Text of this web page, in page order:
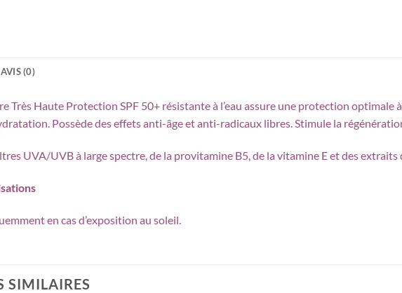
AVIS (0)
Très Haute Protection SPF 50+ résistante à l’eau assure une protection
Possède des effets anti-âge et anti-radicaux libres. Stimule la
UVA/UVB à large spectre, de la provitamine B5, de la vitamine E et des extraits
en cas d’exposition au soleil.
SIMILAIRES